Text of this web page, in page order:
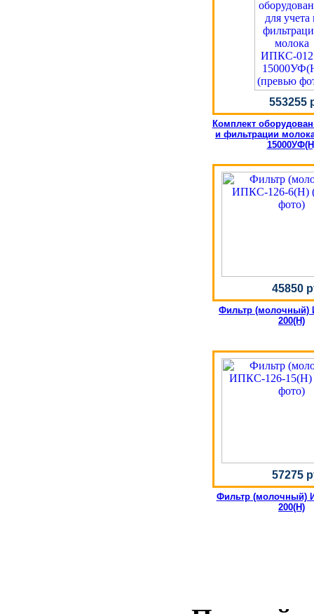
553255
Комплект
и фильтрации
45850
Фильтр (молочный)
200(Н)
57275
Фильтр (молочный)
200(Н)